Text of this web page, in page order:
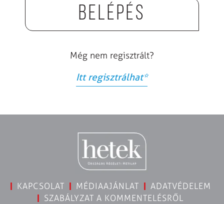
Belépés
Még nem regisztrált?
Itt regisztrálhat*
KAPCSOLAT MÉDIAAJÁNLAT
ADATVÉDELEM
SZABÁLYZAT A KOMMENTELÉSRŐL